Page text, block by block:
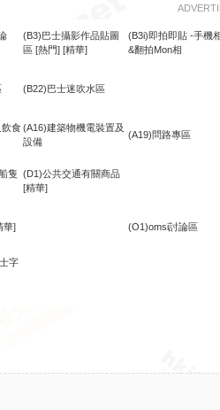
(B3)巴士攝影作品貼圖
區 [熱門] [精華]
(B3i)即拍即貼 -手機
&翻拍Mon相
(B22)巴士迷吹水區
飲食(A16)建築物機電裝置及
設備
(A19)問路專區
隻 (D1)公共交通有關商品
[精華]
華] (O1)omsi討論區
字